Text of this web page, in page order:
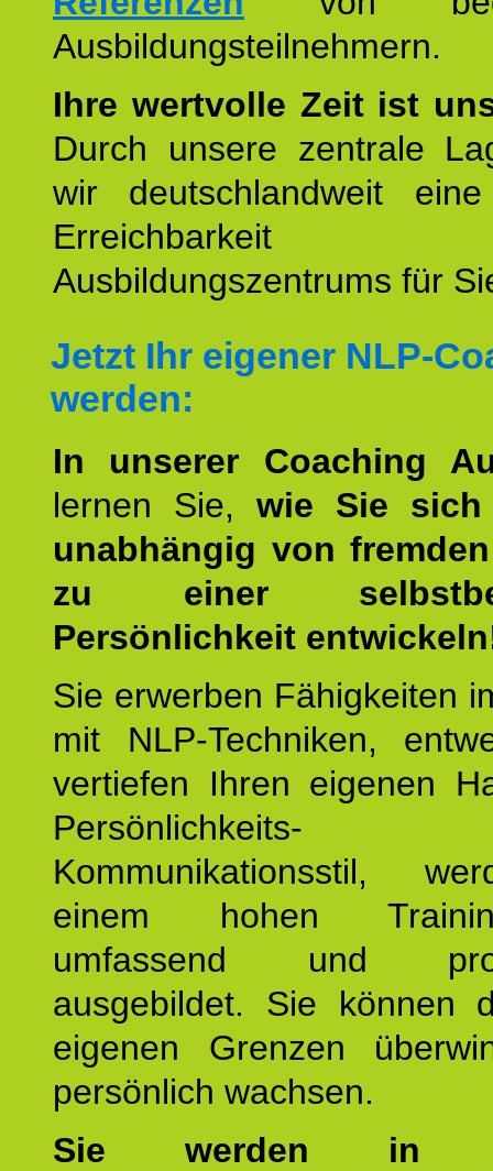
Ausbildungsteilnehmern.
Ihre wertvolle Zeit ist
Durch unsere zentrale
wir deutschlandweit
Erreichbarkeit
Ausbildungszentrums für
Jetzt Ihr eigener NLP-
werden:
In unserer Coaching
lernen Sie, wie Sie
unabhängig von
zu einer
Persönlichkeit
Sie erwerben Fähigkeiten
mit NLP-Techniken,
vertiefen Ihren eigenen
Kommunikationsstil,
einem hohen
umfassend und
ausgebildet. Sie können
eigenen Grenzen
persönlich wachsen.
Sie werden in